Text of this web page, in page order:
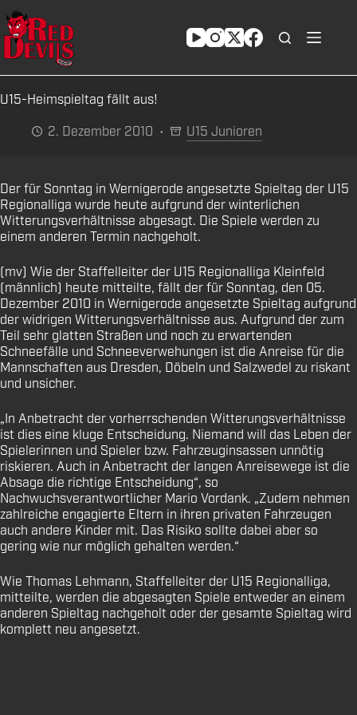
Zum
Inhalt
springen
U15-Heimspieltag fällt aus!
2. Dezember 2010
U15 Junioren
Der für Sonntag in Wernigerode angesetzte Spieltag der U15
Regionalliga wurde heute aufgrund der winterlichen
Witterungsverhältnisse abgesagt. Die Spiele werden zu
einem anderen Termin nachgeholt.
(mv) Wie der Staffelleiter der U15 Regionalliga Kleinfeld
(männlich) heute mitteilte, fällt der für Sonntag, den 05.
Dezember 2010 in Wernigerode angesetzte Spieltag aufgrund
der widrigen Witterungsverhältnisse aus. Aufgrund der zum
Teil sehr glatten Straßen und noch zu erwartenden
Schneefälle und Schneeverwehungen ist die Anreise für die
Mannschaften aus Dresden, Döbeln und Salzwedel zu riskant
und unsicher.
„In Anbetracht der vorherrschenden Witterungsverhältnisse
ist dies eine kluge Entscheidung. Niemand will das Leben der
Spielerinnen und Spieler bzw. Fahrzeuginsassen unnötig
riskieren. Auch in Anbetracht der langen Anreisewege ist die
Absage die richtige Entscheidung“, so
Nachwuchsverantwortlicher Mario Vordank. „Zudem nehmen
zahlreiche engagierte Eltern in ihren privaten Fahrzeugen
auch andere Kinder mit. Das Risiko sollte dabei aber so
gering wie nur möglich gehalten werden.“
Wie Thomas Lehmann, Staffelleiter der U15 Regionalliga,
mitteilte, werden die abgesagten Spiele entweder an einem
anderen Spieltag nachgeholt oder der gesamte Spieltag wird
komplett neu angesetzt.